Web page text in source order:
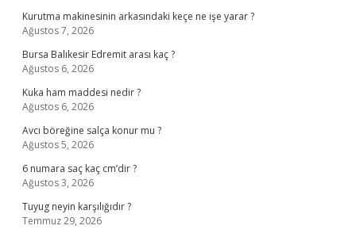
Kurutma makinesinin arkasındaki keçe ne işe yarar ?
Ağustos 7, 2026
Bursa Balıkesir Edremit arası kaç ?
Ağustos 6, 2026
Kuka ham maddesi nedir ?
Ağustos 6, 2026
Avcı böreğine salça konur mu ?
Ağustos 5, 2026
6 numara saç kaç cm’dir ?
Ağustos 3, 2026
Tuyug neyin karşılığıdır ?
Temmuz 29, 2026